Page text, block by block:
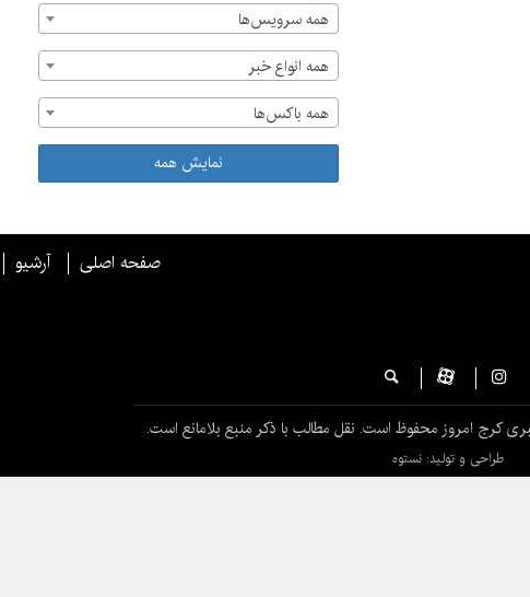
همه سرویس‌ها
همه انواع خبر
همه باکس‌ها
نمایش همه
صفحه اصلی آرشیو
کرج امروز محفوظ است. نقل مطالب با ذکر منبع بلامانع است.
طراحی و تولید: نستوه